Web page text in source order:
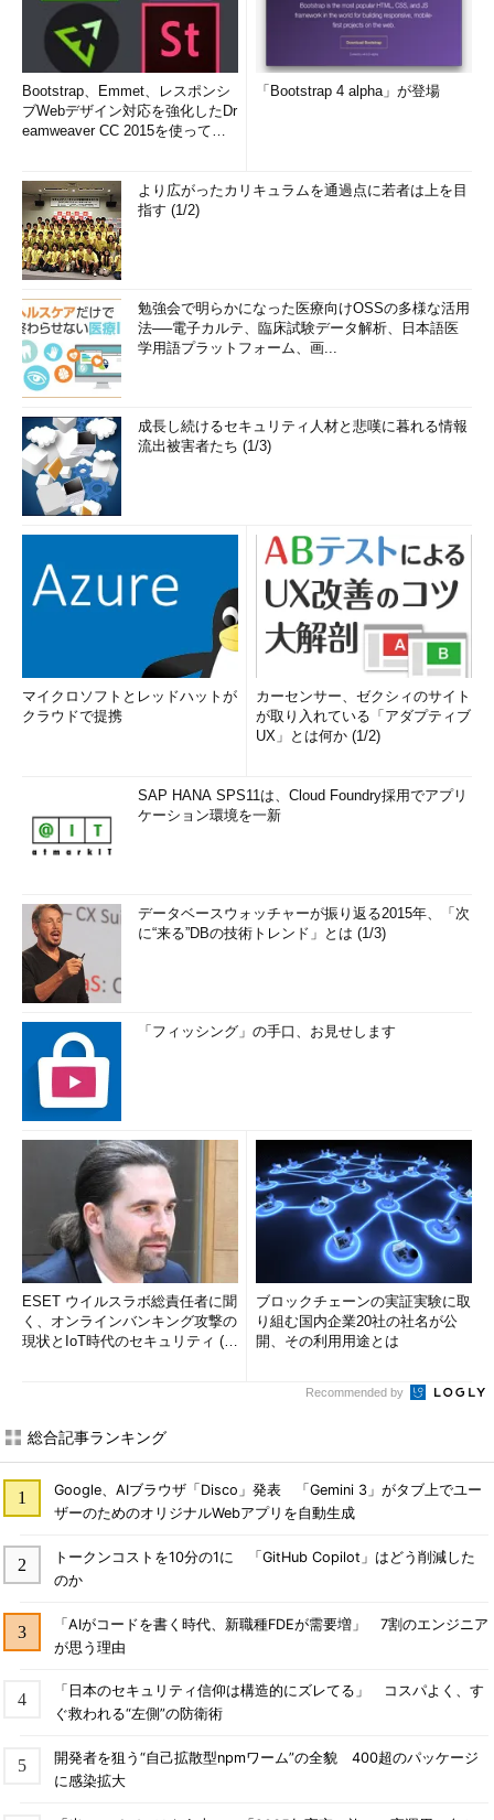
Bootstrap、Emmet、レスポンシ
ブWebデザイン対応を強化したDr
eamweaver CC 2015を使って
「Bootstrap 4 alpha」が登場
より広がったカリキュラムを通過点に若者は上を目
指す (1/2)
勉強会で明らかになった医療向けOSSの多様な活用
法──電子カルテ、臨床試験データ解析、日本語医
学用語プラットフォーム、画...
成長し続けるセキュリティ人材と悲嘆に暮れる情報
流出被害者たち (1/3)
マイクロソフトとレッドハットが
クラウドで提携
カーセンサー、ゼクシィのサイト
が取り入れている「アダプティブ
UX」とは何か (1/2)
SAP HANA SPS11は、Cloud Foundry採用でアプリ
ケーション環境を一新
データベースウォッチャーが振り返る2015年、「次
に“来る”DBの技術トレンド」とは (1/3)
「フィッシング」の手口、お見せします
ESET ウイルスラボ総責任者に聞
く、オンラインバンキング攻撃の
現状とIoT時代のセキュリティ (1/
ブロックチェーンの実証実験に取
り組む国内企業20社の社名が公
開、その利用用途とは
Recommended by
総合記事ランキング
Google、AIブラウザ「Disco」発表 「Gemini 3」がタブ上でユー
ザーのためのオリジナルWebアプリを自動生成
トークンコストを10分の1に 「GitHub Copilot」はどう削減した
のか
「AIがコードを書く時代、新職種FDEが需要増」 7割のエンジニア
が思う理由
「日本のセキュリティ信仰は構造的にズレてる」 コスパよく、す
ぐ救われる“左側”の防衛術
開発者を狙う“自己拡散型npmワーム”の全貌 400超のパッケージ
に感染拡大